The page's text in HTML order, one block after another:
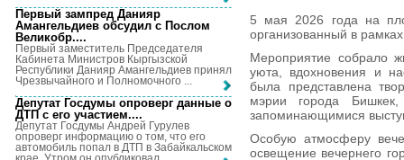
5 мая 2026 года на
организованный в
Мероприятие собрало
уюта, вдохновения и
была представлена
мэрии города
запоминающимися
Особую атмосферу
освещение вечернего
Первый зампред Данияр
Амангельдиев обсудил с Послом
Великобр....
Первый заместитель Председателя
Кабинета Министров Кыргызской
Республики Данияр Амангельдиев принял
Чрезвычайного и Полномочного ...
Депутат Госдумы опроверг данные о
ДТП с его участием....
Депутат Госдумы Андрей Гурулев
опроверг информацию о том, что его
автомобиль попал в ДТП в Забайкальском